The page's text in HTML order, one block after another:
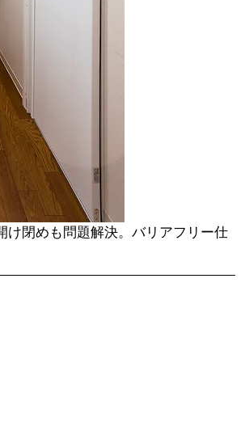
け閉めも問題解決。バリアフリー仕